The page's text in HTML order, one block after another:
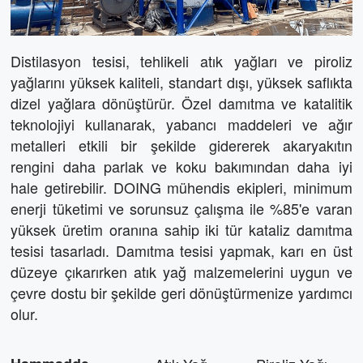
Distilasyon tesisi, tehlikeli atık yağları ve piroliz
yağlarını yüksek kaliteli, standart dışı, yüksek saflıkta
dizel yağlara dönüştürür. Özel damıtma ve katalitik
teknolojiyi kullanarak, yabancı maddeleri ve ağır
metalleri etkili bir şekilde gidererek akaryakıtın
rengini daha parlak ve koku bakımından daha iyi
hale getirebilir. DOING mühendis ekipleri, minimum
enerji tüketimi ve sorunsuz çalışma ile %85'e varan
yüksek üretim oranına sahip iki tür kataliz damıtma
tesisi tasarladı. Damıtma tesisi yapmak, karı en üst
düzeye çıkarırken atık yağ malzemelerini uygun ve
çevre dostu bir şekilde geri dönüştürmenize yardımcı
olur.